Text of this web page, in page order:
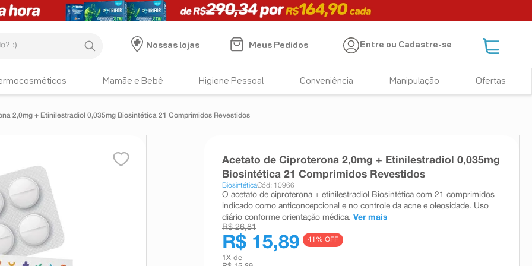
Nossas lojas
Meus Pedidos Entre ou Cadastre-se
Mamãe e Bebê Higiene Pessoal Conveniência Manipulação Ofertas
2,0mg + Etinilestradiol 0,035mg Biosintética 21 Comprimidos Revestidos
Acetato de Ciproterona 2,0mg + Etinilestradiol 0,035mg
Biosintética 21 Comprimidos Revestidos
BiosintéticaCód: 10966
O acetato de ciproterona + etinilestradiol Biosintética com 21 comprimidos
indicado como anticoncepcional e no controle da acne e oleosidade. Uso
diário conforme orientação médica. Ver mais
R$ 26,81
R$ 15,89 41 % OFF
1 X de